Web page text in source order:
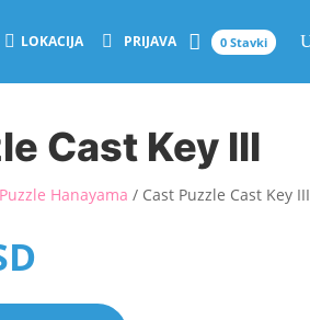
LOKACIJA PRIJAVA 0 Stavki
Cast Key III
Hanayama / Cast Puzzle Cast Key III